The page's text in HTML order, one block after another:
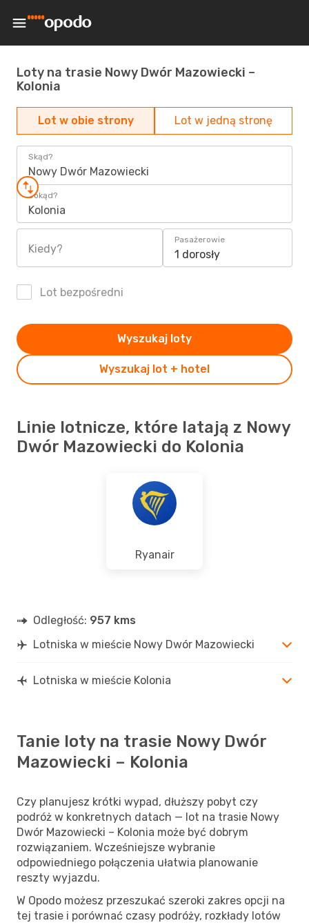
Loty na trasie Nowy Dwór Mazowiecki –
Kolonia
Lot w obie strony Lot w jedną stronę
Skąd?
Nowy Dwór Mazowiecki
Dokąd?
Kolonia
Kiedy?
Pasażerowie
1 dorosły
Lot bezpośredni
Wyszukaj lot + hotel
Wyszukaj loty
Linie lotnicze, które latają z Nowy
Dwór Mazowiecki do Kolonia
Ryanair
Odległość: 957 kms
Lotniska w mieście Nowy Dwór Mazowiecki
Lotniska w mieście Kolonia
Tanie loty na trasie Nowy Dwór
Mazowiecki – Kolonia
Czy planujesz krótki wypad, dłuższy pobyt czy
podróż w konkretnych datach — lot na trasie Nowy
Dwór Mazowiecki – Kolonia może być dobrym
rozwiązaniem. Wcześniejsze wybranie
odpowiedniego połączenia ułatwia planowanie
reszty wyjazdu.
W Opodo możesz przeszukać szeroki zakres opcji na
tej trasie i porównać czasy podróży, rozkłady lotów